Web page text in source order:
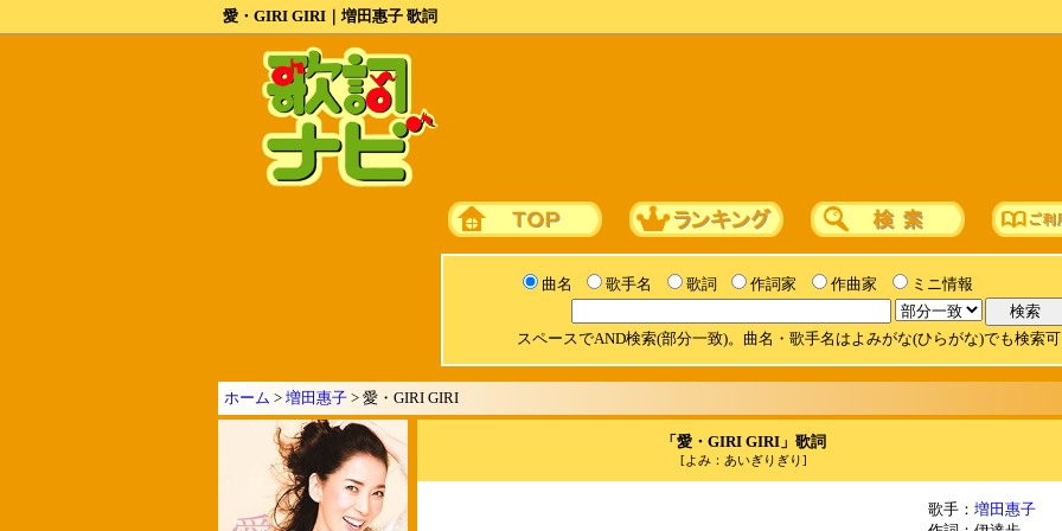
愛・GIRI GIRI｜増田惠子 歌詞
曲名 歌手名 歌詞 作詞家 作曲家 ミニ情報
スペースでAND検索(部分一致)。曲名・歌手名はよみがな(ひらがな)でも検索
ホーム > 増田惠子 > 愛・GIRI GIRI
「愛・GIRI GIRI」歌詞
[よみ：あいぎりぎり]
歌手： 増田惠子